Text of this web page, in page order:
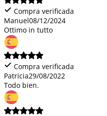
Compra verificada
Manuel08/12/2024
Ottimo in tutto
Compra verificada
Patricia29/08/2022
Todo bien.